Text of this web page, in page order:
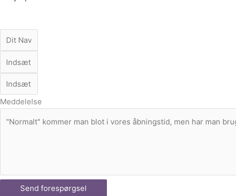
Meddelelse
Send forespørgsel